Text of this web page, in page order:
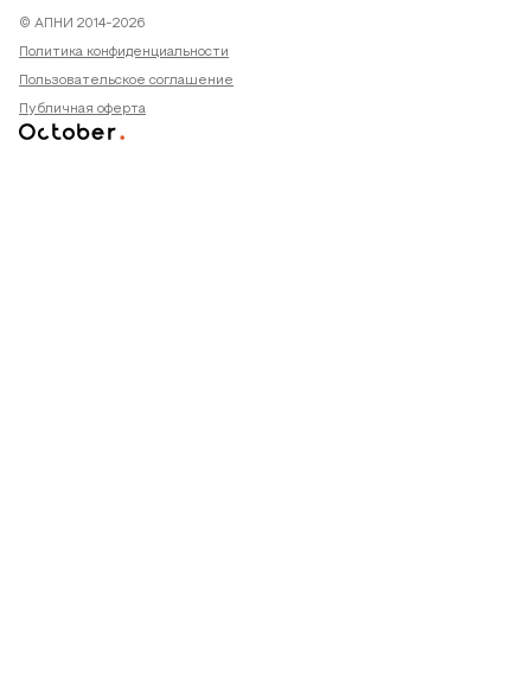
© АПНИ 2014-2026
Политика конфиденциальности
Пользовательское соглашение
Публичная оферта